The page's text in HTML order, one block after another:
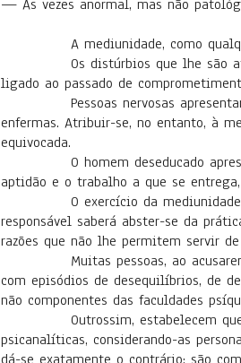
— Às vezes anormal, mas não
A mediunidade, como qualquer
Os distúrbios que lhe são
ligado ao passado de
Pessoas nervosas apresentam-
enfermas. Atribuir-se, no entanto, à
equivocada.
O homem deseducado
aptidão e o trabalho a que se
O exercício da mediunidade não
responsável saberá abster-se da
razões que não lhe permitem servir
Muitas pessoas, ao acusarem a
com episódios de desequilíbrios, de
não componentes das faculdades
Outrossim, estabelecem que os
psicanalíticas, considerando-as